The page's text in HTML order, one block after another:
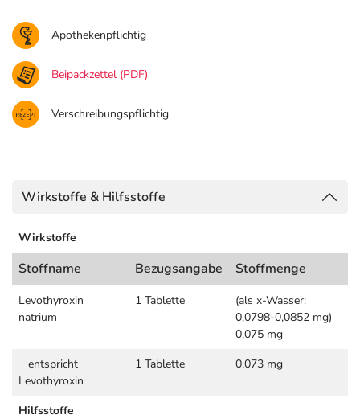
Apothekenpflichtig
Beipackzettel (PDF)
Verschreibungspflichtig
Wirkstoffe & Hilfsstoffe
Wirkstoffe
Stoffname Bezugsangabe Stoffmenge
Levothyroxin
natrium
1 Tablette
(als x-Wasser:
0,0798-0,0852 mg)
0,075 mg
entspricht
Levothyroxin
1 Tablette 0,073 mg
Hilfsstoffe